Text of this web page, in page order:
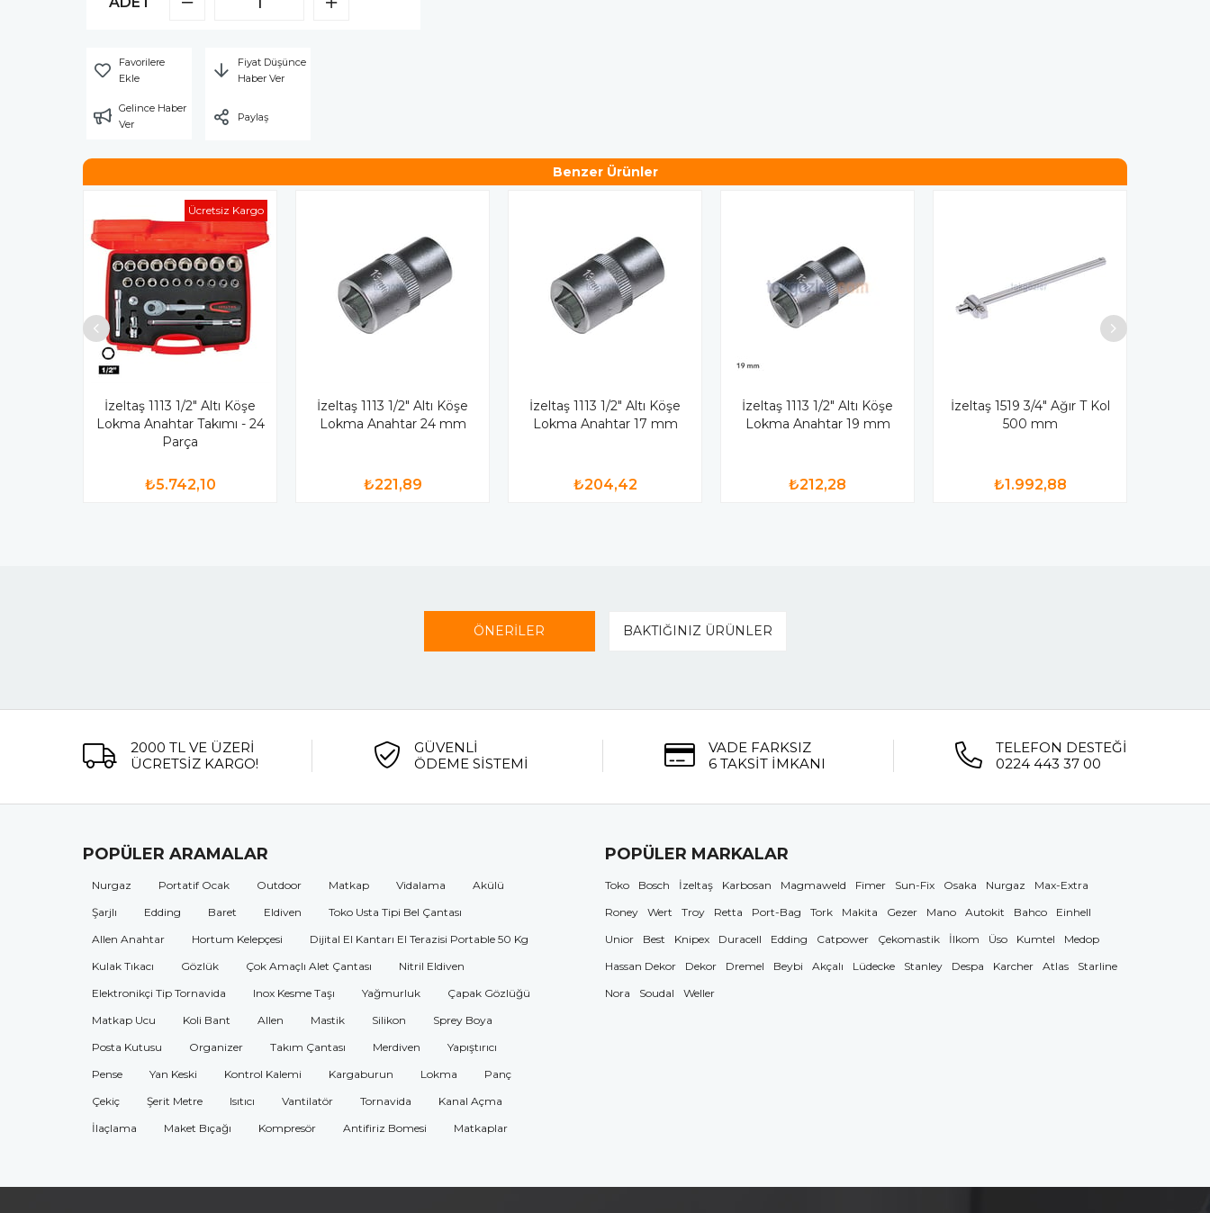
Favorilere
Ekle
Fiyat Düşünce
Haber Ver
Gelince Haber
Ver
Paylaş
Benzer Ürünler
İzeltaş 1113 1/2" Altı Köşe
Lokma Anahtar Takımı - 24
Parça
₺5.742,10
Ücretsiz Kargo
İzeltaş 1113 1/2" Altı Köşe
Lokma Anahtar 24 mm
₺221,89
İzeltaş 1113 1/2" Altı Köşe
Lokma Anahtar 17 mm
₺204,42
İzeltaş 1113 1/2" Altı Köşe
Lokma Anahtar 19 mm
₺212,28
İzeltaş 1519 3/4" Ağır T Kol
500 mm
₺1.992,88
ÖNERİLER BAKTIĞINIZ ÜRÜNLER
2000 TL VE ÜZERİ
ÜCRETSİZ KARGO!
GÜVENLİ
ÖDEME SİSTEMİ
VADE FARKSIZ
6 TAKSİT İMKANI
TELEFON DESTEĞİ
0224 443 37 00
POPÜLER ARAMALAR
Nurgaz Portatif Ocak Outdoor Matkap Vidalama
Akülü
Şarjlı
Edding Baret Eldiven
Toko Usta Tipi Bel Çantası
Allen Anahtar
Hortum Kelepçesi
Dijital El Kantarı El Terazisi Portable 50 Kg
Kulak Tıkacı
Gözlük Çok Amaçlı Alet Çantası
Nitril Eldiven
Elektronikçi Tip Tornavida
Inox Kesme Taşı Yağmurluk
Çapak Gözlüğü
Matkap Ucu
Koli Bant Allen Mastik Silikon
Sprey Boya
Posta Kutusu
Organizer Takım Çantası Merdiven
Yapıştırıcı
Pense
Yan Keski Kontrol Kalemi Kargaburun Lokma
Panç
Çekiç
Şerit Metre Isıtıcı Vantilatör Tornavida
Kanal Açma
İlaçlama
Maket Bıçağı Kompresör Antifiriz Bomesi Matkaplar
POPÜLER MARKALAR
Toko Bosch İzeltaş Karbosan Magmaweld Fimer Sun-Fix Osaka Nurgaz
Max-Extra
Roney
Wert Troy Retta Port-Bag Tork Makita Gezer Mano Autokit Bahco
Einhell
Unior
Best Knipex Duracell Edding Catpower Çekomastik İlkom Üso Kumtel
Medop
Hassan Dekor
Dekor Dremel Beybi Akçalı Lüdecke Stanley Despa Karcher Atlas
Starline
Nora
Soudal Weller